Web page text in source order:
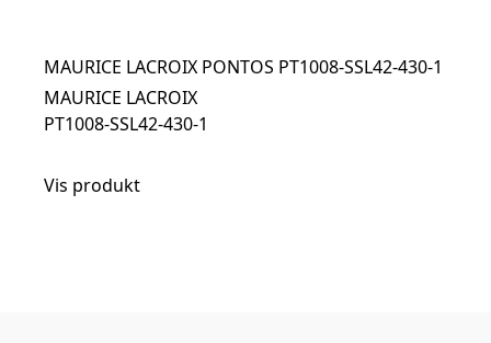
MAURICE LACROIX PONTOS PT1008-SSL42-430-1
MAURICE LACROIX
PT1008-SSL42-430-1
Vis produkt